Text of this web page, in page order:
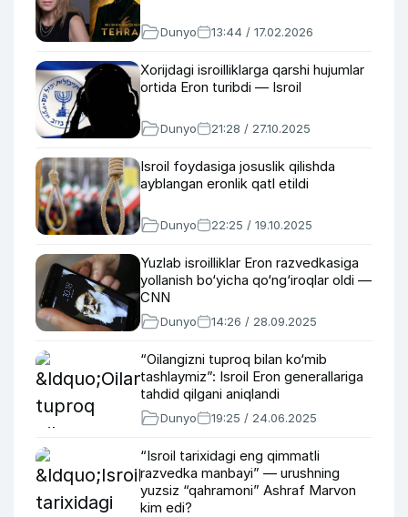
Dunyo 13:44 / 17.02.2026
Xorijdagi isroilliklarga qarshi hujumlar
ortida Eron turibdi — Isroil
Dunyo 21:28 / 27.10.2025
Isroil foydasiga josuslik qilishda
ayblangan eronlik qatl etildi
Dunyo 22:25 / 19.10.2025
Yuzlab isroilliklar Eron razvedkasiga
yollanish bo‘yicha qo‘ng‘iroqlar oldi —
CNN
Dunyo 14:26 / 28.09.2025
“Oilangizni tuproq bilan ko‘mib
tashlaymiz”: Isroil Eron generallariga
tahdid qilgani aniqlandi
Dunyo 19:25 / 24.06.2025
“Isroil tarixidagi eng qimmatli
razvedka manbayi” — urushning
yuzsiz “qahramoni” Ashraf Marvon
kim edi?